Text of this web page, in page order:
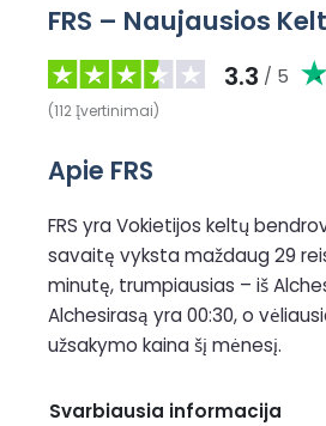
FRS – Naujausios
3.3 / 5
(112Įvertinimai)
Apie FRS
FRS yra Vokietijos keltų
savaitę vyksta maždaug 29
minutę, trumpiausias – iš
Alchesirasą yra 00:30, o
užsakymo kaina šį mėnesį.
Svarbiausia informacija